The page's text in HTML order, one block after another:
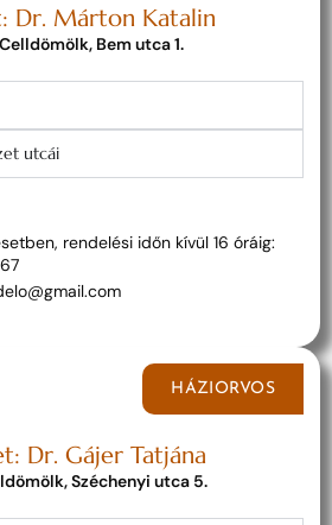
Dr. Márton Katalin
Bem utca 1.
utcái
rendelési időn kívül 16 óráig:
HÁZIORVOS
Dr. Gájer Tatjána
Széchenyi utca 5.